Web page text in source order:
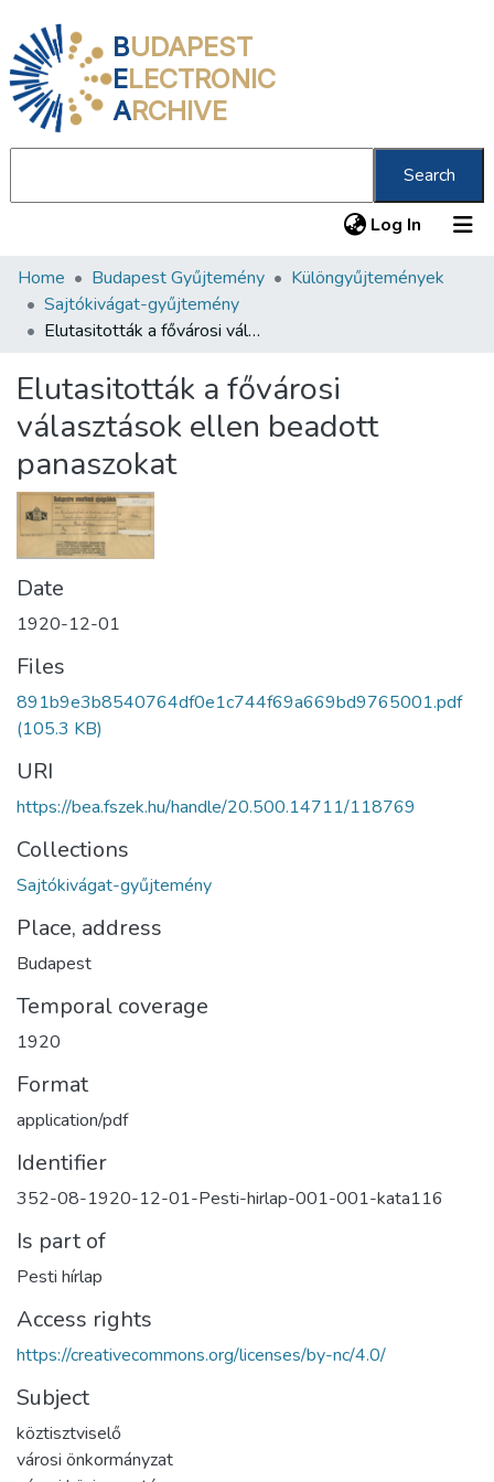
BUDAPEST
ELECTRONIC
ARCHIVE
Search
Log In (current)
Communities & Collections
All of DSpace
About us
Home Budapest Gyűjtemény
Különgyűjtemények
Sajtókivágat-gyűjtemény
Elutasitották a fővárosi választások ellen beadott panaszokat
Elutasitották a fővárosi
választások ellen beadott
panaszokat
Date
1920-12-01
Files
891b9e3b8540764df0e1c744f69a669bd9765001.pdf
(105.3 KB)
URI
https://bea.fszek.hu/handle/20.500.14711/118769
Collections
Sajtókivágat-gyűjtemény
Place, address
Budapest
Temporal coverage
1920
Format
application/pdf
Identifier
352-08-1920-12-01-Pesti-hirlap-001-001-kata116
Is part of
Pesti hírlap
Access rights
https://creativecommons.org/licenses/by-nc/4.0/
Subject
köztisztviselő
városi önkormányzat